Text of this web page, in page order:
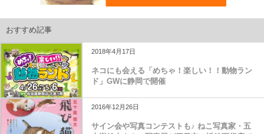
おすすめ記事
2018年4月17日
ネコにも会える「めちゃ！楽しい！！動物ラン
ド」GWに静岡で開催
2016年12月26日
サイン会や写真コンテストも♪ ねこ写真家・五